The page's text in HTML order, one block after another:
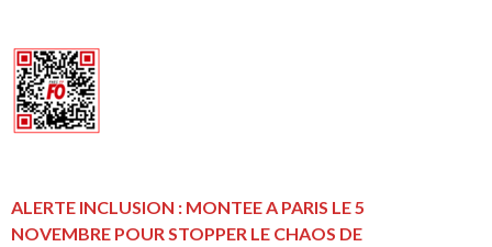
ALERTE INCLUSION : MONTEE A PARIS LE 5
NOVEMBRE POUR STOPPER LE CHAOS DE